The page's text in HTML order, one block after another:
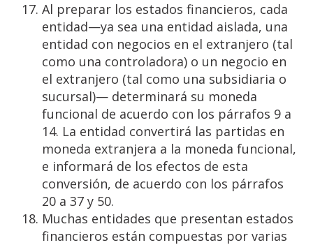
Al preparar los estados financieros, cada
entidad—ya sea una entidad aislada, una
entidad con negocios en el extranjero (tal
como una controladora) o un negocio en
el extranjero (tal como una subsidiaria o
sucursal)— determinará su moneda
funcional de acuerdo con los párrafos 9 a
14. La entidad convertirá las partidas en
moneda extranjera a la moneda funcional,
e informará de los efectos de esta
conversión, de acuerdo con los párrafos
20 a 37 y 50.
Muchas entidades que presentan estados
financieros están compuestas por varias